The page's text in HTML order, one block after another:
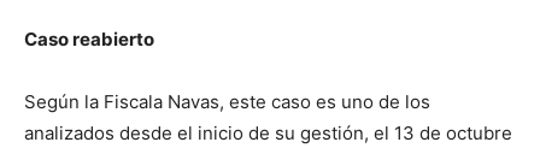
Caso reabierto
Según la Fiscala Navas, este caso es uno de los
analizados desde el inicio de su gestión, el 13 de octubre